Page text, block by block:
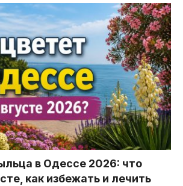
в Одессе 2026: что
как избежать и лечить